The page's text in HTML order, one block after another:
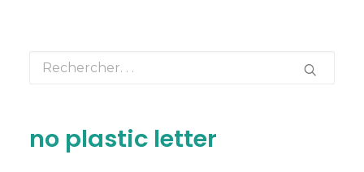
no plastic letter